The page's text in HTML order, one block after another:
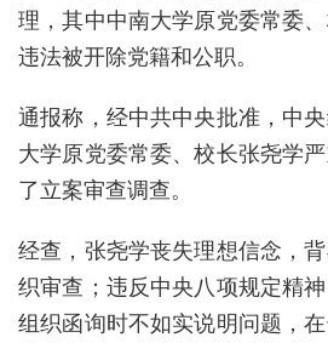
理，其中中南大学原党委常委
违法被开除党籍和公职。
通报称，经中共中央批准，中
大学原党委常委、校长张尧学
了立案审查调查。
经查，张尧学丧失理想信念，
织审查；违反中央八项规定精
组织函询时不如实说明问题，